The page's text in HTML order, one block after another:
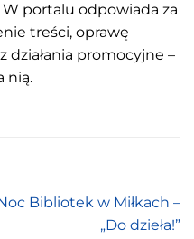
W portalu odpowiada za
treści, oprawę
działania promocyjne –
nią.
Bibliotek w Miłkach –
„Do dzieła!”